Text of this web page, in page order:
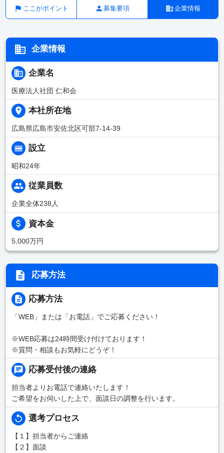
ここがポイント 募集要項 企業情報
企業情報
企業名
医療法人社団 仁和会
本社所在地
広島県広島市安佐北区可部7-14-39
設立
昭和24年
従業員数
企業全体238人
資本金
5,000万円
応募方法
応募方法
「WEB」または「お電話」でご応募ください！
※WEB応募は24時間受け付けております！
※質問・相談もお気軽にどうぞ！
応募受付後の連絡
担当者よりお電話で連絡いたします！
ご希望をお伺いした上で、面談日の調整を行います。
選考プロセス
【１】担当者からご連絡
【２】面談